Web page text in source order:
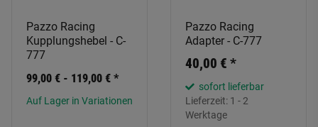
Pazzo Racing
Kupplungshebel - C-
777
99,00 € - 119,00 € *
Auf Lager in Variationen
Pazzo Racing
Adapter - C-777
40,00 € *
sofort lieferbar
Lieferzeit: 1 - 2
Werktage